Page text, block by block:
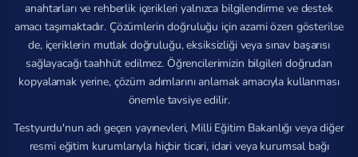
anahtarları ve rehberlik içerikleri yalnızca bilgilendirme ve destek
amacı taşımaktadır. Çözümlerin doğruluğu için azami özen gösterilse
de, içeriklerin mutlak doğruluğu, eksiksizliği veya sınav başarısı
sağlayacağı taahhüt edilmez. Öğrencilerimizin bilgileri doğrudan
kopyalamak yerine, çözüm adımlarını anlamak amacıyla kullanması
önemle tavsiye edilir.
Testyurdu'nun adı geçen yayınevleri, Milli Eğitim Bakanlığı veya diğer
resmi eğitim kurumlarıyla hiçbir ticari, idari veya kurumsal bağı